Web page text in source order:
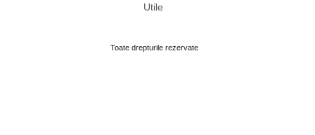
Utile
Toate drepturile rezervate